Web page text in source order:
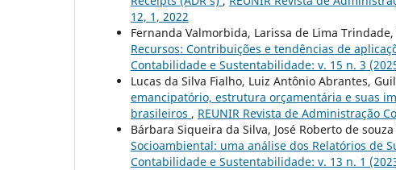
12, 1, 2022
Fernanda Valmorbida, Larissa de Lima
Recursos: Contribuições e tendências de
Contabilidade e Sustentabilidade: v. 15 n. 3
Lucas da Silva Fialho, Luiz Antônio Abrantes,
emancipatório, estrutura orçamentária e suas
brasileiros , REUNIR Revista de Administração
Bárbara Siqueira da Silva, José Roberto de
Socioambiental: uma análise dos Relatórios de
Contabilidade e Sustentabilidade: v. 13 n. 1